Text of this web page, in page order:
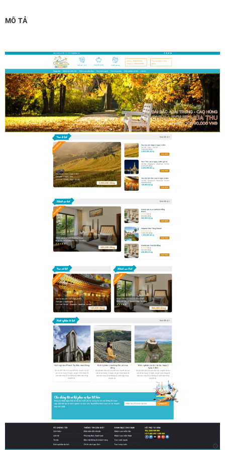
Tên miền quốc tế .com .net .org (1 năm)(+350,000 ₫)
Tên miền Việt Nam .vn (1 năm)(+550,000 ₫)
Hosting 2GB SSD (1 năm)(+700,000 ₫)
Hosting 4GB SSD (1 năm)(+1,000,000 ₫)
Hosting 8GB SSD (1 năm)(+1,200,000 ₫)
MÔ TẢ